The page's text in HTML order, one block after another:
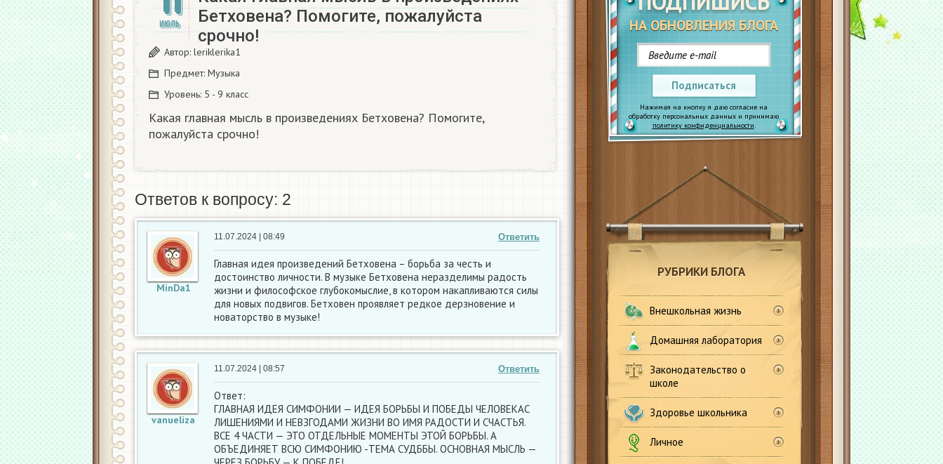
НА ОБНОВЛЕНИЯ БЛОГА
Подписаться
Нажимая на кнопку я даю согласие на
обработку персональных данных и принимаю
политику конфиденциальности.
РУБРИКИ БЛОГА
Внешкольная жизнь
Домашняя лаборатория
Законодательство о
школе
Здоровье школьника
Личное
ИЮЛЬ
Бетховена? Помогите, пожалуйста
срочно!
Автор: leriklerika1
Предмет: Музыка
Уровень: 5 - 9 класс
Какая главная мысль в произведениях Бетховена? Помогите,
пожалуйста срочно!
Ответов к вопросу: 2
MinDa1
Ответить
11.07.2024 | 08:49
Главная идея произведений Бетховена – борьба за честь и
достоинство личности. В музыке Бетховена неразделимы радость
жизни и философское глубокомыслие, в котором накапливаются силы
для новых подвигов. Бетховен проявляет редкое дерзновение и
новаторство в музыке!
vanueliza
Ответить
11.07.2024 | 08:57
Ответ:
ГЛАВНАЯ ИДЕЯ СИМФОНИИ — ИДЕЯ БОРЬБЫ И ПОБЕДЫ ЧЕЛОВЕКАС
ЛИШЕНИЯМИ И НЕВЗГОДАМИ ЖИЗНИ ВО ИМЯ РАДОСТИ И СЧАСТЬЯ.
ВСЕ 4 ЧАСТИ — ЭТО ОТДЕЛЬНЫЕ МОМЕНТЫ ЭТОЙ БОРЬБЫ. А
ОБЪЕДИНЯЕТ ВСЮ СИМФОНИЮ -ТЕМА СУДББЫ. ОСНОВНАЯ МЫСЛЬ —